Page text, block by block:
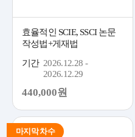
효율적인 SCIE, SSCI 논문
작성법+게재법
기간 2026.12.28 -
2026.12.29
440,000원
마지막 차수